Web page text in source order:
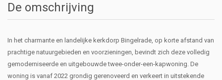
De omschrijving
In het charmante en landelijke kerkdorp Bingelrade, op korte afstand van
prachtige natuurgebieden en voorzieningen, bevindt zich deze volledig
gemoderniseerde en uitgebouwde twee-onder-een-kapwoning. De
woning is vanaf 2022 grondig gerenoveerd en verkeert in uitstekende